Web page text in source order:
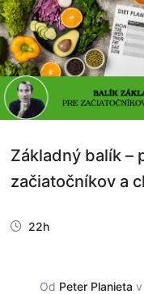
Základný balík –
začiatočníkov a
22h
Od Peter Planieta v